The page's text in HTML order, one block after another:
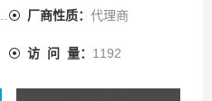
厂商性质： 代理商
访 问 量： 1192